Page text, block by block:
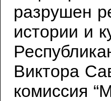
разрушен
истории и
Виктора
комиссия